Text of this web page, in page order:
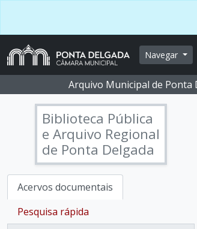
Navegar
Arquivo Municipal de Ponta
Biblioteca Pública
e Arquivo Regional
de Ponta Delgada
Acervos documentais
Pesquisa rápida